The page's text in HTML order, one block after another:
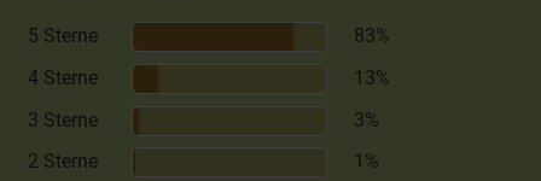
5 Sterne
83%
4 Sterne
13%
3 Sterne
3%
2 Sterne
1%